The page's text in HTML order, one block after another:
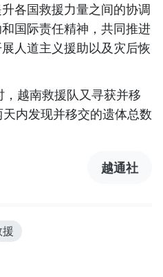
各国救援力量之间的协调
国际责任精神，共同推进
人道主义援助以及灾后恢
越南救援队又寻获并移
内发现并移交的遗体总数
越通社
援